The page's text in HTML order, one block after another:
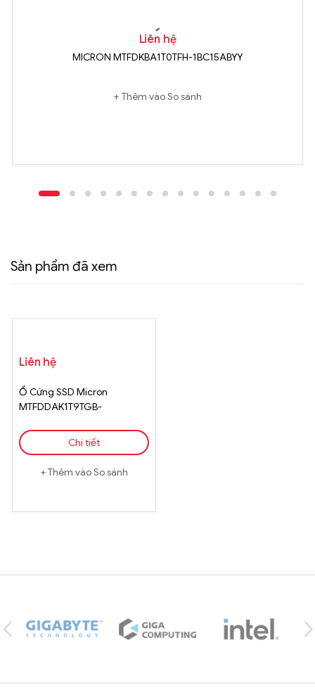
Liên hệ
MICRON MTFDKBA1T0TFH-1BC15ABYY
Thêm vào So sánh
Sản phẩm đã xem
Liên hệ
Ổ Cứng SSD Micron
MTFDDAK1T9TGB-
Chi tiết
Thêm vào So sánh